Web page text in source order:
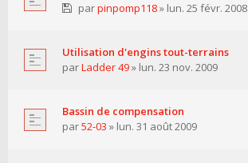
parpinpomp118» lun. 25 févr. 2008
Utilisation d'engins tout-terrains
parLadder 49» lun. 23 nov. 2009
Bassin de compensation
par52-03 » lun. 31 août 2009